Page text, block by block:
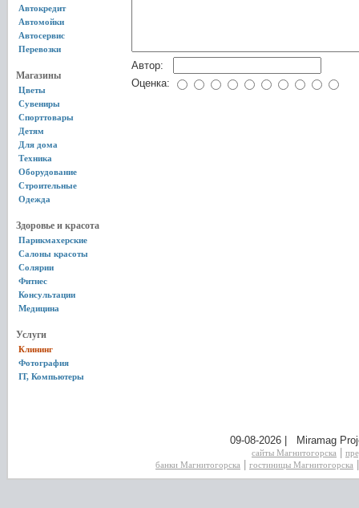
Автокредит
Автомойки
Автосервис
Перевозки
Магазины
Цветы
Сувениры
Спорттовары
Детям
Для дома
Техника
Оборудование
Строительные
Одежда
Здоровье и красота
Парикмахерские
Салоны красоты
Солярии
Фитнес
Консультации
Медицина
Услуги
Клининг
Фотография
IT, Компьютеры
Автор:
Оценка:
09-08-2026 | Miramag
сайты Магнитогорска
банки Магнитогорска
гостиницы Магнитогорска